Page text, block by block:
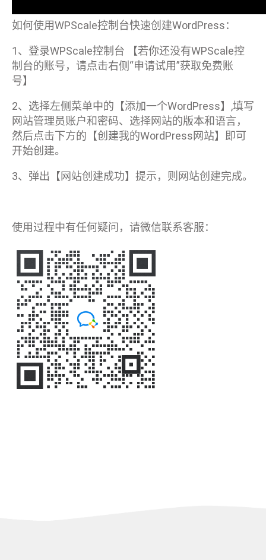
如何使用WPScale控制台快速创建WordPress：
1、登录WPScale控制台 【若你还没有WPScale控
制台的账号，请点击右侧“申请试用”获取免费账
号】
2、选择左侧菜单中的【添加一个WordPress】,填写
网站管理员账户和密码、选择网站的版本和语言，
然后点击下方的【创建我的WordPress网站】即可
开始创建。
3、弹出【网站创建成功】提示，则网站创建完成。
使用过程中有任何疑问，请微信联系客服：